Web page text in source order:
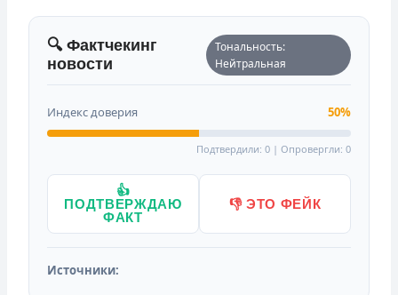
🔍 Фактчекинг
новости
Тональность:
Нейтральная
Индекс доверия 50%
Подтвердили: 0 | Опровергли: 0
👍
ПОДТВЕРЖДАЮ
ФАКТ
👎 ЭТО ФЕЙК
Источники: